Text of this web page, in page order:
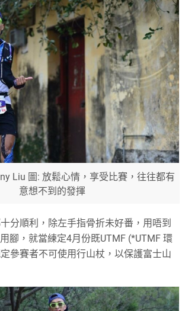
Liu 圖: 放鬆心情，享受比賽，往往都有
意想不到的發揮
分順利，除左手指骨折未好番，用唔到
腳，就當練定4月份既UTMF (*UTMF 環
參賽者不可使用行山杖，以保護富士山